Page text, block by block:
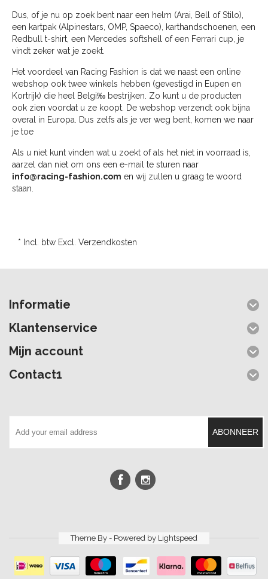
Dus, of je nu op zoek bent naar een helm (Arai, Bell of Stilo),
een kartpak (Alpinestars, OMP, Spaeco), karthandschoenen, een
Redbull t-shirt, een Mercedes softshell of een Ferrari cup, je
vindt zeker wat je zoekt.
Het voordeel van Racing Fashion is dat we naast een online
webshop ook twee winkels hebben (gevestigd in Eupen en
Kortrijk) die heel Belgi‰ bestrijken. Zo kunt u de producten
ook zien voordat u ze koopt. De webshop verzendt ook bijna
overal in Europa. Dus zelfs als je ver weg bent, komen we naar
je toe
Als u niet kunt vinden wat u zoekt of als het niet in voorraad is,
aarzel dan niet om ons een e-mail te sturen naar
info@racing-fashion.com en wij zullen u graag te woord
staan.
* Incl. btw Excl. Verzendkosten
Informatie
Klantenservice
Mijn account
Contact1
ABONNEER
Theme By - Powered by Lightspeed